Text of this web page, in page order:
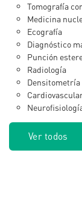
Tomografía
Medicina
Ecografía
Diagnóstico
Punción
Radiología
Densitometría
Ver todos